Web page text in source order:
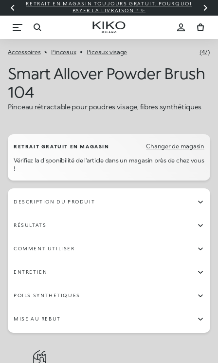
RETRAIT EN MAGASIN TOUJOURS GRATUIT. POURQUOI
PAYER LA LIVRAISON ? ✨
Accessoires Pinceaux Piceaux visage (47)
Smart Allover Powder Brush
104
Pinceau rétractable pour poudres visage, fibres synthétiques
RETRAIT GRATUIT EN MAGASIN
Changer de magasin
Vérifiez la disponibilité de l'article dans un magasin près de chez vous
!
DESCRIPTION DU PRODUIT
RÉSULTATS
COMMENT UTILISER
ENTRETIEN
POILS SYNTHÉTIQUES
MISE AU REBUT